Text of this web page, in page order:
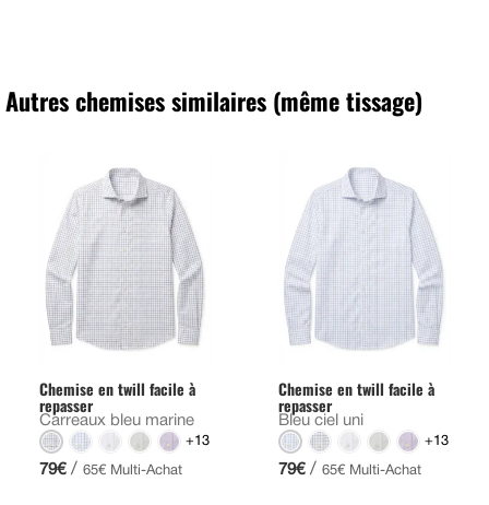
Autres chemises similaires (même tissage)
Chemise en twill facile à
repasser
Carreaux bleu marine
+13
79€ / 65€ Multi-Achat
Chemise en twill facile à
repasser
Bleu ciel uni
+13
79€ / 65€ Multi-Achat